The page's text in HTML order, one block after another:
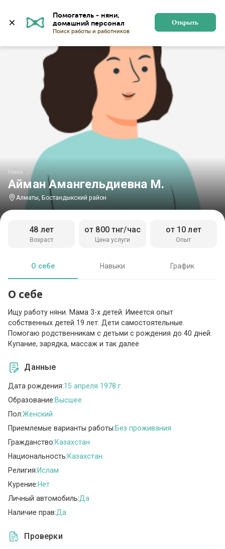
Помогатель - няни,
Поиск работы и работников
Открыть
Айман Амангельдиевна М.
Няня
Алматы, Бостандыкский район
Возраст
48 лет
Цена услуги
от 800 тнг/час
Опыт
от 10 лет
О себе Навыки График
О себе
Ищу работу няни. Мама 3-х детей. Имеется опыт
собственных детей 19 лет. Дети самостоятельные.
Помогаю родственникам с детьми с рождения до 40 дней.
Купание, зарядка, массаж и так далее
Данные
Дата рождения:15 апреля 1978 г.
Образование:Высшее
Пол:Женский
Приемлемые варианты работы:Без проживания
Гражданство:Казахстан
Национальность:Казахстан
Религия:Ислам
Курение:Нет
Личный автомобиль:Да
Наличие прав:Да
Проверки